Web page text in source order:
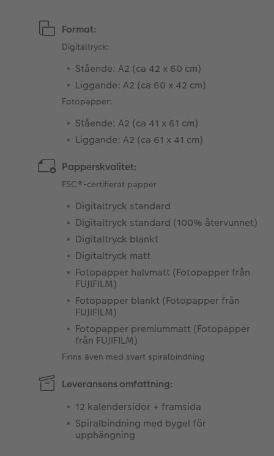
Format:
Digitaltryck:
Stående: A2 (ca 42 x 60 cm)
Liggande: A2 (ca 60 x 42 cm)
Fotopapper:
Stående: A2 (ca 41 x 61 cm)
Liggande: A2 (ca 61 x 41 cm)
Papperskvalitet:
FSC®-certifierat papper
Digitaltryck standard
Digitaltryck standard (100% återvunnet)
Digitaltryck blankt
Digitaltryck matt
Fotopapper halvmatt (Fotopapper från
FUJIFILM)
Fotopapper blankt (Fotopapper från
FUJIFILM)
Fotopapper premiummatt (Fotopapper
från FUJIFILM)
Finns även med svart spiralbindning
Leveransens omfattning:
12 kalendersidor + framsida
Spiralbindning med bygel för
upphängning